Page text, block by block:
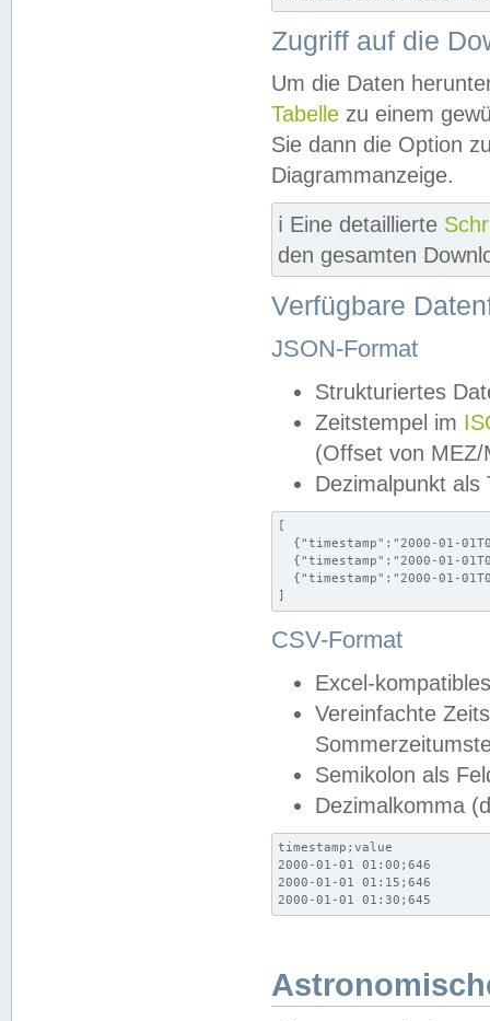
Zugriff auf die
Um die Daten
Tabelle zu einem
Sie dann die Option
Diagrammanzeige.
ℹ️ Eine detaillierte
den gesamten
Verfügbare
JSON-Format
Strukturiertes
Zeitstempel im
(Offset von MEZ/
Dezimalpunkt als
[
{"timestamp":"2000-01-
{"timestamp":"2000-01-
{"timestamp":"2000-01-
]
CSV-Format
Excel-
Vereinfachte
Semikolon als
Dezimalkomma
timestamp;value
2000-01-01 01:00;646
2000-01-01 01:15;646
2000-01-01 01:30;645